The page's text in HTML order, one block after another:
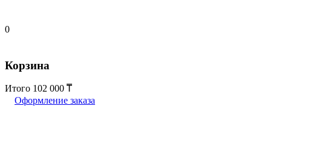
0
Корзина
Итого 102 000
Оформление заказа